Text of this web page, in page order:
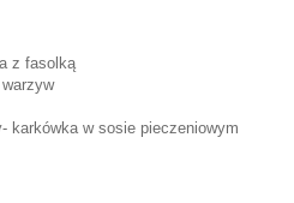
z fasolką
karkówka w sosie pieczeniowym